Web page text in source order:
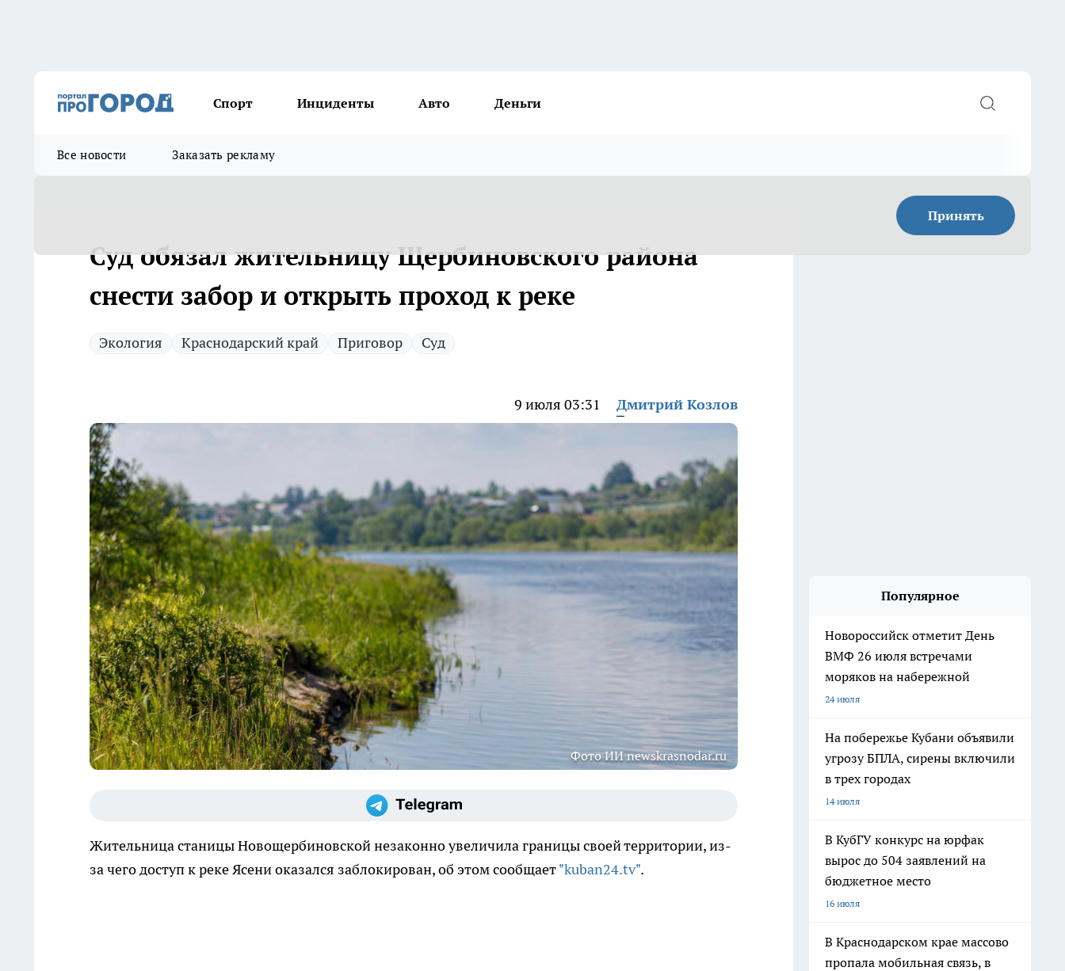
Спорт Инциденты Авто Деньги
Все новости Заказать рекламу
Принять
Суд обязал жительницу Щербиновского района
снести забор и открыть проход к реке
Экология Краснодарский край Приговор Суд
9 июля 03:31 Дмитрий Козлов
Фото ИИ newskrasnodar.ru
Жительница станицы Новощербиновской незаконно увеличила границы своей территории, из-
за чего доступ к реке Ясени оказался заблокирован, об этом сообщает"kuban24.tv".
Популярное
Новороссийск отметит День
ВМФ 26 июля встречами
моряков на набережной
24 июля
На побережье Кубани объявили
угрозу БПЛА, сирены включили
в трех городах
14 июля
В КубГУ конкурс на юрфак
вырос до 504 заявлений на
бюджетное место
16 июля
В Краснодарском крае массово
пропала мобильная связь, в